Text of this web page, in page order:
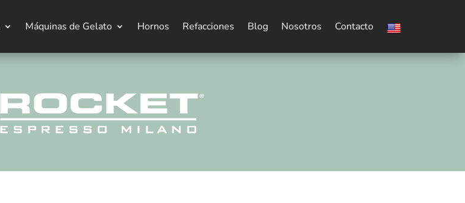
Máquinas de Gelato Hornos Refacciones Blog Nosotros Contacto